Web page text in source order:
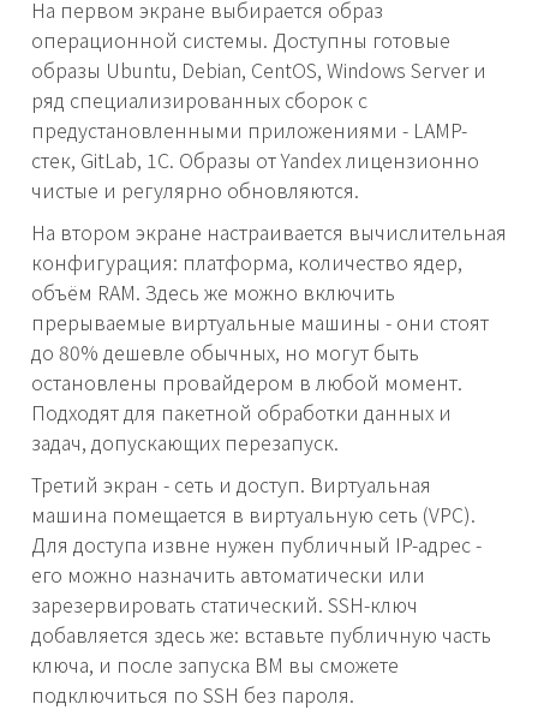
На первом экране выбирается образ
операционной системы. Доступны готовые
образы Ubuntu, Debian, CentOS, Windows Server и
ряд специализированных сборок с
предустановленными приложениями - LAMP-
стек, GitLab, 1С. Образы от Yandex лицензионно
чистые и регулярно обновляются.
На втором экране настраивается вычислительная
конфигурация: платформа, количество ядер,
объём RAM. Здесь же можно включить
прерываемые виртуальные машины - они стоят
до 80% дешевле обычных, но могут быть
остановлены провайдером в любой момент.
Подходят для пакетной обработки данных и
задач, допускающих перезапуск.
Третий экран - сеть и доступ. Виртуальная
машина помещается в виртуальную сеть (VPC).
Для доступа извне нужен публичный IP-адрес -
его можно назначить автоматически или
зарезервировать статический. SSH-ключ
добавляется здесь же: вставьте публичную часть
ключа, и после запуска ВМ вы сможете
подключиться по SSH без пароля.